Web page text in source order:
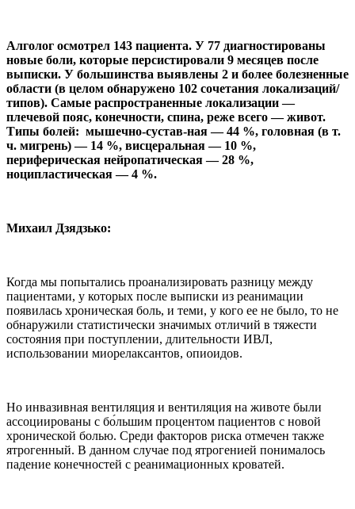
Алголог осмотрел 143 пациента. У 77 диагностированы
новые боли, которые персистировали 9 месяцев после
выписки. У большинства выявлены 2 и более болезненные
области (в целом обнаружено 102 сочетания локализаций/
типов). Самые распространенные локализации —
плечевой пояс, конечности, спина, реже всего — живот.
Типы болей: мышечно-сустав-ная — 44 %, головная (в т.
ч. мигрень) — 14 %, висцеральная — 10 %,
периферическая нейропатическая — 28 %,
ноципластическая — 4 %.
Михаил Дзядзько:
Когда мы попытались проанализировать разницу между
пациентами, у которых после выписки из реанимации
появилась хроническая боль, и теми, у кого ее не было, то не
обнаружили статистически значимых отличий в тяжести
состояния при поступлении, длительности ИВЛ,
использовании миорелаксантов, опиоидов.
Но инвазивная вентиляция и вентиляция на животе были
ассоциированы с бо́льшим процентом пациентов с новой
хронической болью. Среди факторов риска отмечен также
ятрогенный. В данном случае под ятрогенией понималось
падение конечностей с реанимационных кроватей.